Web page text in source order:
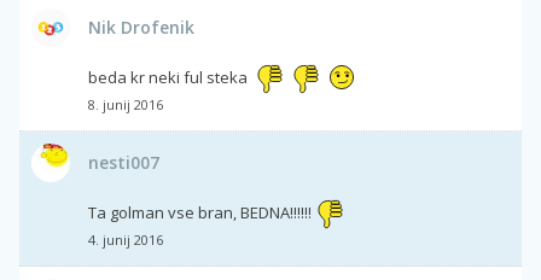
Nik Drofenik
beda kr neki ful steka
8. junij 2016
nesti007
Ta golman vse bran, BEDNA!!!!!!
4. junij 2016